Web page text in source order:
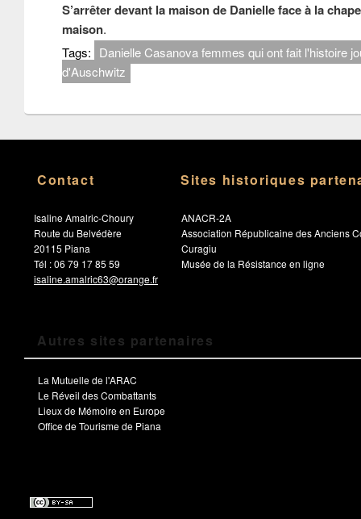
S’arrêter devant la maison de Danielle face à la
maison.
Tags: Danielle Casanova femmes qui ont fait l'histoire
d'Auschwitz
Contact
Isaline Amalric-Choury
Route du Belvédère
20115 Piana
Tél : 06 79 17 85 59
isaline.amalric63@orange.fr
Sites historiques
ANACR-2A
Association Républicaine des Anciens
Curagiu
Musée de la Résistance en ligne
Autres sites partenaires
La Mutuelle de l'ARAC
Le Réveil des Combattants
Lieux de Mémoire en Europe
Office de Tourisme de Piana